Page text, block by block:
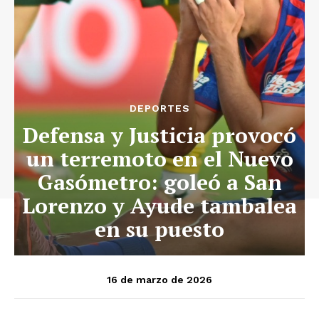
DEPORTES
Defensa y Justicia provocó
un terremoto en el Nuevo
Gasómetro: goleó a San
Lorenzo y Ayude tambalea
en su puesto
16 de marzo de 2026